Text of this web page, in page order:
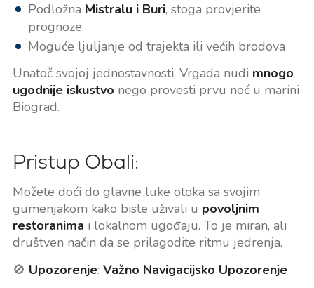
Podložna Mistralu i Buri, stoga provjerite
prognoze
Moguće ljuljanje od trajekta ili većih brodova
Unatoč svojoj jednostavnosti, Vrgada nudi mnogo
ugodnije iskustvo nego provesti prvu noć u marini
Biograd.
Pristup Obali:
Možete doći do glavne luke otoka sa svojim
gumenjakom kako biste uživali u povoljnim
restoranima i lokalnom ugođaju. To je miran, ali
društven način da se prilagodite ritmu jedrenja.
🚫 Upozorenje: Važno Navigacijsko Upozorenje